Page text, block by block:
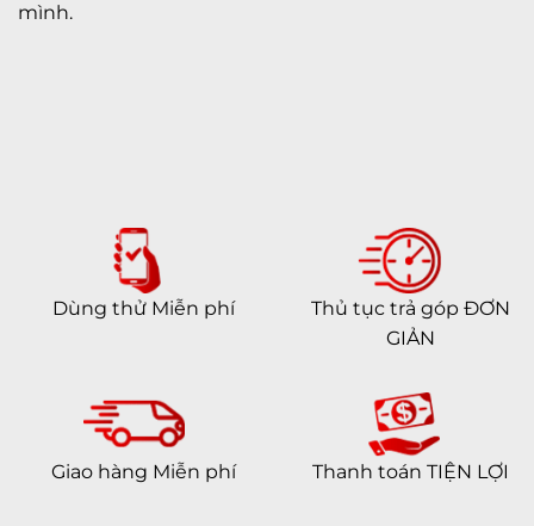
mình.
Dùng thử Miễn phí
Thủ tục trả góp ĐƠN
GIẢN
Giao hàng Miễn phí Thanh toán TIỆN LỢI